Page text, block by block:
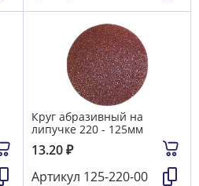
Круг абразивный на
липучке 220 - 125мм
13.20₽
Артикул 125-220-00